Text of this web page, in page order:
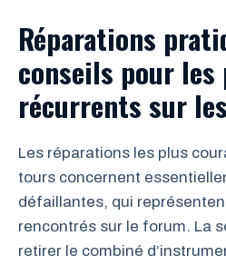
Réparations
conseils pour les
récurrents sur
Les réparations les plus
tours concernent
défaillantes, qui
rencontrés sur le forum. La
retirer le combiné